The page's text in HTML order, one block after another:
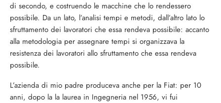
di secondo, e costruendo le macchine che lo rendessero
possibile. Da un lato, l’analisi tempi e metodi, dall’altro lato lo
sfruttamento dei lavoratori che essa rendeva possibile: accanto
alla metodologia per assegnare tempi si organizzava la
resistenza dei lavoratori allo sfruttamento che essa rendeva
possibile.
L’azienda di mio padre produceva anche per la Fiat: per 10
anni, dopo la la laurea in Ingegneria nel 1956, vi fui